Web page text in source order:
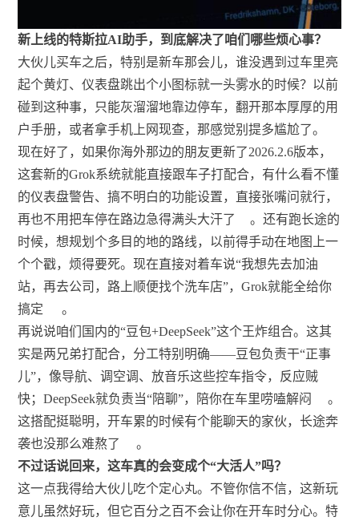
新上线的特斯拉AI助手，到底解决了咱们哪些烦心事？
大伙儿买车之后，特别是新车那会儿，谁没遇到过车里亮
起个黄灯、仪表盘跳出个小图标就一头雾水的时候？以前
碰到这种事，只能灰溜溜地靠边停车，翻开那本厚厚的用
户手册，或者拿手机上网现查，那感觉别提多尴尬了。
现在好了，如果你海外那边的朋友更新了2026.2.6版本，
这套新的Grok系统就能直接跟车子打配合，有什么看不懂
的仪表盘警告、搞不明白的功能设置，直接张嘴问就行，
再也不用把车停在路边急得满头大汗了
。还有跑长途的
时候，想规划个多目的地的路线，以前得手动在地图上一
个个戳，烦得要死。现在直接对着车说“我想先去加油
站，再去公司，路上顺便找个洗车店”，Grok就能全给你
搞定
。
再说说咱们国内的“豆包+DeepSeek”这个王炸组合。这其
实是两兄弟打配合，分工特别明确——豆包负责干“正事
儿”，像导航、调空调、放音乐这些控车指令，反应贼
快；DeepSeek就负责当“陪聊”，陪你在车里唠嗑解闷
。
这搭配挺聪明，开车累的时候有个能聊天的家伙，长途奔
袭也没那么难熬了
。
不过话说回来，这车真的会变成个“大活人”吗？
这一点我得给大伙儿吃个定心丸。不管你信不信，这新玩
意儿虽然好玩，但它百分之百不会让你在开车时分心。特